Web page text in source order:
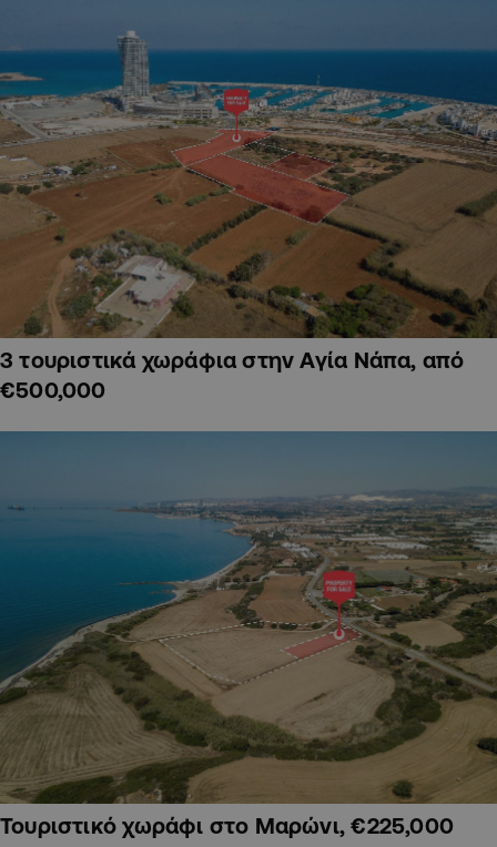
3 τουριστικά χωράφια στην Αγία Νάπα, από
€500,000
Τουριστικό χωράφι στο Μαρώνι, €225,000